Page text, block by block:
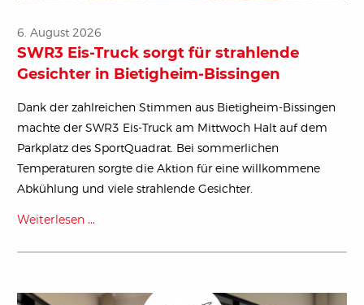
6. August 2026
SWR3 Eis-Truck sorgt für strahlende
Gesichter in Bietigheim-Bissingen
Dank der zahlreichen Stimmen aus Bietigheim-Bissingen
machte der SWR3 Eis-Truck am Mittwoch Halt auf dem
Parkplatz des SportQuadrat. Bei sommerlichen
Temperaturen sorgte die Aktion für eine willkommene
Abkühlung und viele strahlende Gesichter.
Weiterlesen …